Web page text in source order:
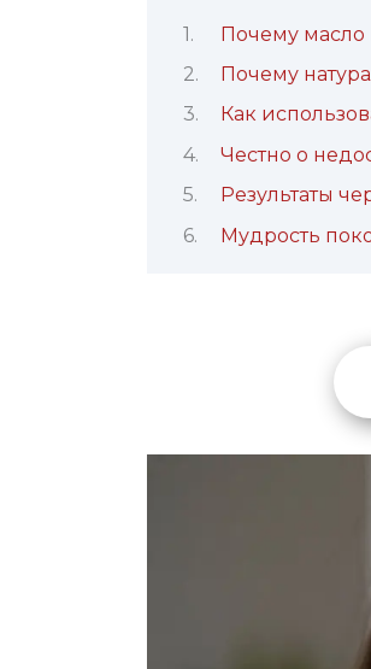
Почему
Почему
Как
Честно о
Результаты
Мудрость